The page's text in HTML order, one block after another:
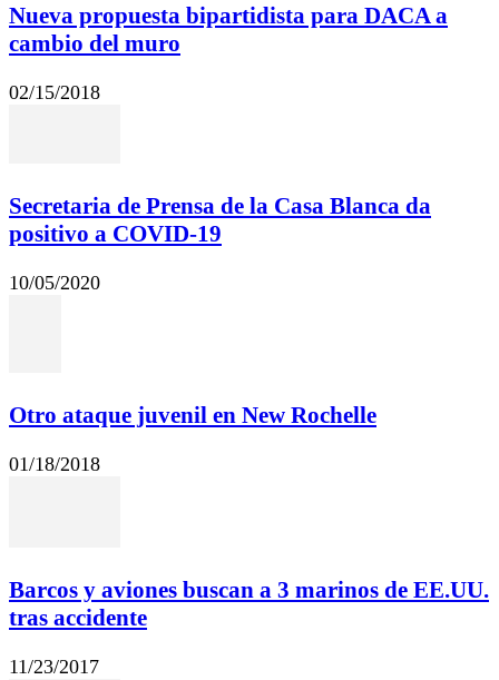
Nueva propuesta bipartidista para DACA a
cambio del muro
02/15/2018
Secretaria de Prensa de la Casa Blanca da
positivo a COVID-19
10/05/2020
Otro ataque juvenil en New Rochelle
01/18/2018
Barcos y aviones buscan a 3 marinos de EE.UU.
tras accidente
11/23/2017